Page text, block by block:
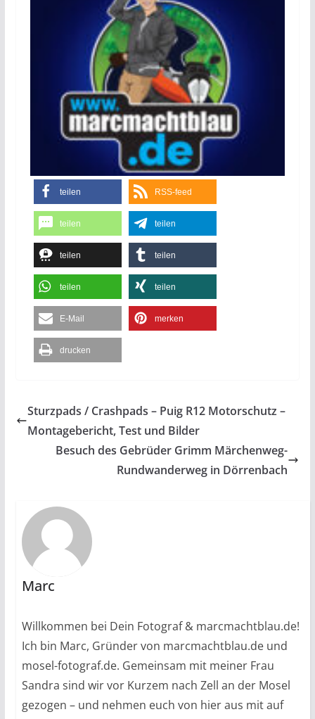
teilen RSS-feed
teilen teilen
teilen teilen
teilen teilen
E-Mail merken
drucken
Sturzpads / Crashpads – Puig R12 Motorschutz –
Montagebericht, Test und Bilder
Besuch des Gebrüder Grimm Märchenweg-
Rundwanderweg in Dörrenbach
Marc
Willkommen bei Dein Fotograf & marcmachtblau.de!
Ich bin Marc, Gründer von marcmachtblau.de und
mosel-fotograf.de. Gemeinsam mit meiner Frau
Sandra sind wir vor Kurzem nach Zell an der Mosel
gezogen – und nehmen euch von hier aus mit auf